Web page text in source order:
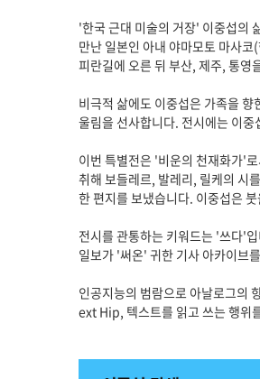
'한국 근대 미술의 거장' 이중섭의
만난 일본인 아내 야마모토 마사
피란길에 오른 뒤 부산, 제주, 통
비극적 삶에도 이중섭은 가족을
울림을 선사합니다. 전시에는 이
이번 특별전은 '비운의 천재화가'
취해 보들레르, 발레리, 릴케의 시
한 편지를 보냈습니다. 이중섭은
전시를 관통하는 키워드는 '쓰다'
일보가 '써온' 귀한 기사 아카이브
인공지능의 범람으로 아날로그의
ext Hip, 텍스트를 읽고 쓰는 행위